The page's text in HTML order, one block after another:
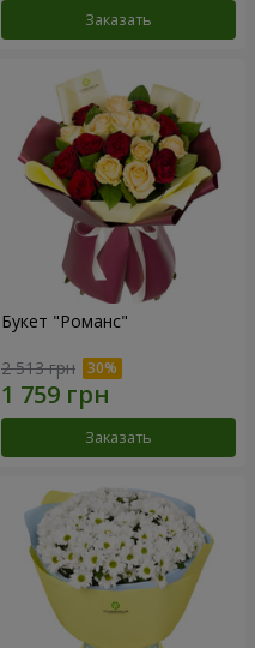
Заказать
Букет "Романс"
2 513 грн
Заказать